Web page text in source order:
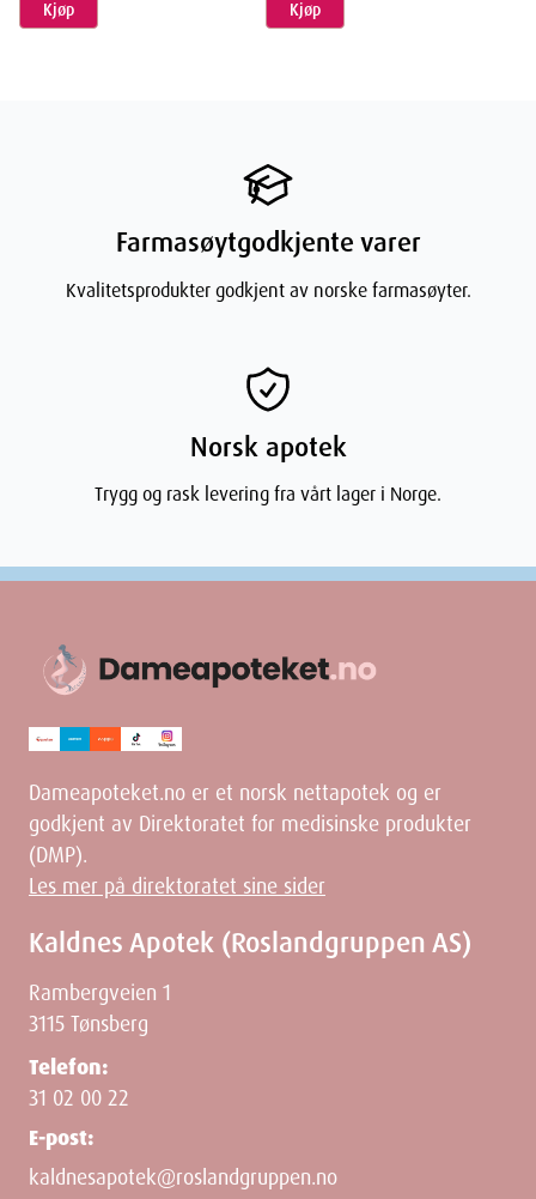
Kjøp Kjøp
Farmasøytgodkjente varer
Kvalitetsprodukter godkjent av norske farmasøyter.
Norsk apotek
Trygg og rask levering fra vårt lager i Norge.
Dameapoteket.no er et norsk nettapotek og er
godkjent av Direktoratet for medisinske produkter
(DMP).
Les mer på direktoratet sine sider
Kaldnes Apotek (Roslandgruppen AS)
Rambergveien 1
3115 Tønsberg
Telefon:
31 02 00 22
E-post:
kaldnesapotek@roslandgruppen.no